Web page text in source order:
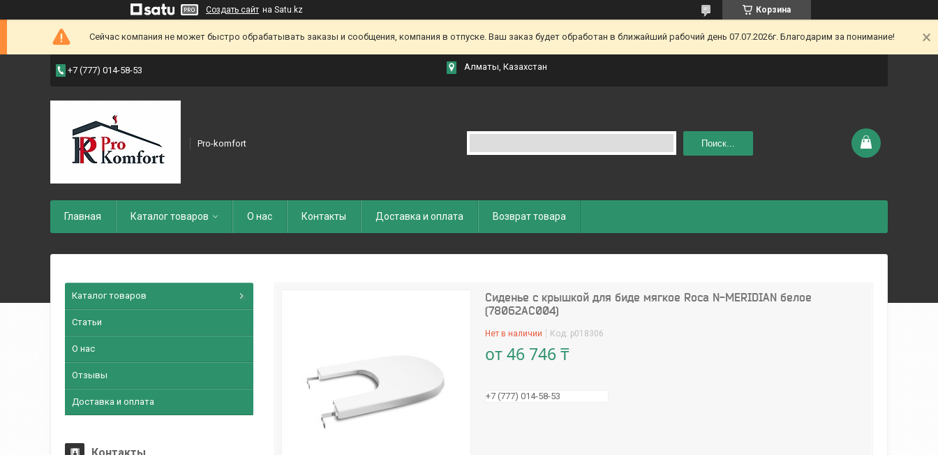
Создать сайт на Satu.kz Корзина
Сейчас компания не может быстро обрабатывать заказы и сообщения, компания в отпуске. Ваш заказ будет обработан в ближайший рабочий день 07.07.2026г. Благодарим за понимание!
+7 (777) 014-58-53 Алматы, Казахстан
Pro-komfort Поиск...
Главная Каталог товаров О нас Контакты Доставка и оплата Возврат товара
Сиденье с крышкой для биде мягкое Roca N-MERIDIAN белое
(78062AC004)
Нет в наличии Код: p018306
от46 746 ₸
+7 (777) 014-58-53
Каталог товаров
Статьи
О нас
Отзывы
Доставка и оплата